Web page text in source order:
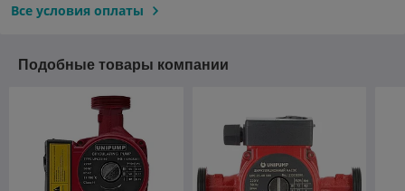
Все условия оплаты
Подобные товары компании